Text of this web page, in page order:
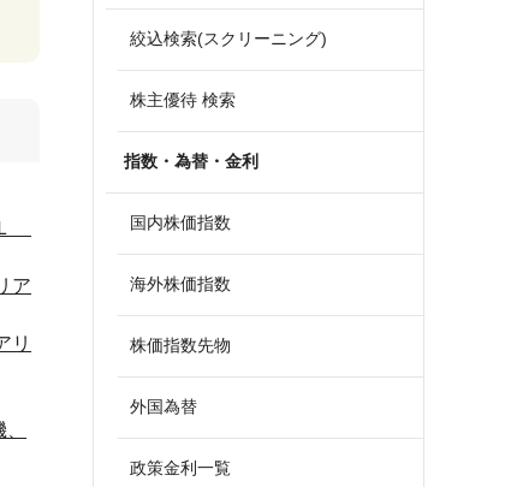
ア
リ
絞込検索(スクリーニング)
株主優待 検索
指数・為替・金利
国内株価指数
海外株価指数
株価指数先物
外国為替
政策金利一覧